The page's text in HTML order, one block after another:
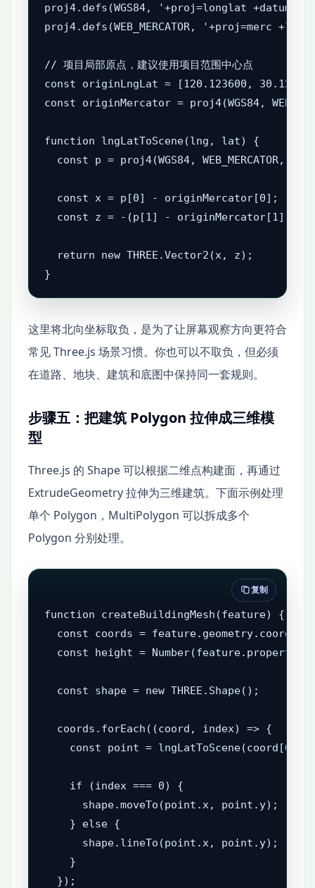
proj4.defs(WGS84, '+proj=longlat
proj4.defs(WEB_MERCATOR, '+proj=merc
// 项目局部原点，建议使用项目范围中心点
const originLngLat = [120.123600,
const originMercator = proj4(WGS84,
function lngLatToScene(lng, lat) {
const p = proj4(WGS84, WEB_MERCATOR,
  const x = p[0] - originMercator[0];
  const z = -(p[1] - originMercator[1]);
  return new THREE.Vector2(x, z);
}
这里将北向坐标取负，是为了让屏幕观察方向更符合
常见 Three.js 场景习惯。你也可以不取负，但必须
在道路、地块、建筑和底图中保持同一套规则。
步骤五：把建筑 Polygon 拉伸成三维模
型
Three.js 的 Shape 可以根据二维点构建面，再通过
ExtrudeGeometry 拉伸为三维建筑。下面示例处理
单个 Polygon，MultiPolygon 可以拆成多个
Polygon 分别处理。
function createBuildingMesh(feature) {
const coords =
const height =
  const shape = new THREE.Shape();
  coords.forEach((coord, index) => {
const point = lngLatToScene(coord[0],
    if (index === 0) {
      shape.moveTo(point.x, point.y);
    } else {
      shape.lineTo(point.x, point.y);
    }
  });
复制